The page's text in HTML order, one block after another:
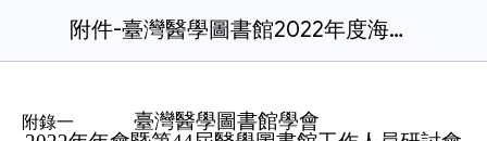
附件-臺灣醫學圖書館2022年度海報徵選表格下載.doc
附錄一
臺灣醫學圖書館學會